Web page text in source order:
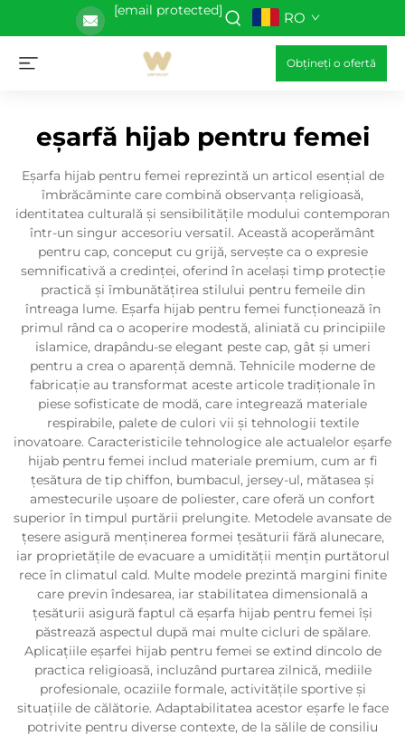
[email protected] RO
Obțineți o ofertă
eșarfă hijab pentru femei
Eșarfa hijab pentru femei reprezintă un articol esențial de
îmbrăcăminte care combină observanța religioasă,
identitatea culturală și sensibilitățile modului contemporan
într-un singur accesoriu versatil. Această acoperământ
pentru cap, conceput cu grijă, servește ca o expresie
semnificativă a credinței, oferind în același timp protecție
practică și îmbunătățirea stilului pentru femeile din
întreaga lume. Eșarfa hijab pentru femei funcționează în
primul rând ca o acoperire modestă, aliniată cu principiile
islamice, drapându-se elegant peste cap, gât și umeri
pentru a crea o aparență demnă. Tehnicile moderne de
fabricație au transformat aceste articole tradiționale în
piese sofisticate de modă, care integrează materiale
respirabile, palete de culori vii și tehnologii textile
inovatoare. Caracteristicile tehnologice ale actualelor eșarfe
hijab pentru femei includ materiale premium, cum ar fi
țesătura de tip chiffon, bumbacul, jersey-ul, mătasea și
amestecurile ușoare de poliester, care oferă un confort
superior în timpul purtării prelungite. Metodele avansate de
țesere asigură menținerea formei țesăturii fără alunecare,
iar proprietățile de evacuare a umidității mențin purtătorul
rece în climatul cald. Multe modele prezintă margini finite
care previn îndesarea, iar stabilitatea dimensională a
țesăturii asigură faptul că eșarfa hijab pentru femei își
păstrează aspectul după mai multe cicluri de spălare.
Aplicațiile eșarfei hijab pentru femei se extind dincolo de
practica religioasă, incluzând purtarea zilnică, mediile
profesionale, ocaziile formale, activitățile sportive și
situațiile de călătorie. Adaptabilitatea acestor eșarfe le face
potrivite pentru diverse contexte, de la sălile de consiliu